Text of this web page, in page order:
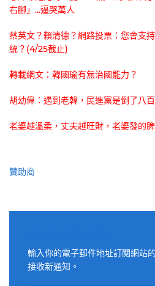
右腳」...逼哭萬人
蔡英文？賴清德？網路投票：您會支
統？(4/25截止)
轉載網文：韓國瑜有無治國能力？
胡幼偉：遇到老韓，民進黨是倒了八
老婆越溫柔，丈夫越旺財，老婆發的
贊助商
輸入你的電子郵件地址訂閱網站
接收新通知。